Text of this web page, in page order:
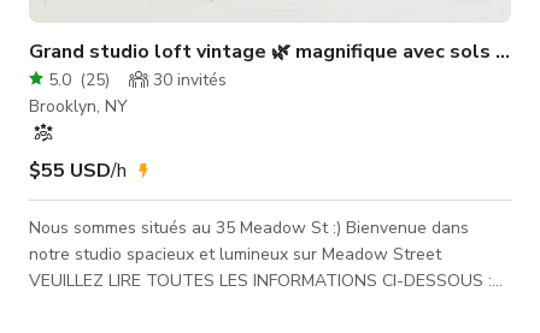
Grand studio loft vintage 🌿 magnifique avec sols
5.0 (25) 30 invités
Brooklyn, NY
$55 USD/h
Nous sommes situés au 35 Meadow St :) Bienvenue dans
notre studio spacieux et lumineux sur Meadow Street
VEUILLEZ LIRE TOUTES LES INFORMATIONS CI-DESSOUS :